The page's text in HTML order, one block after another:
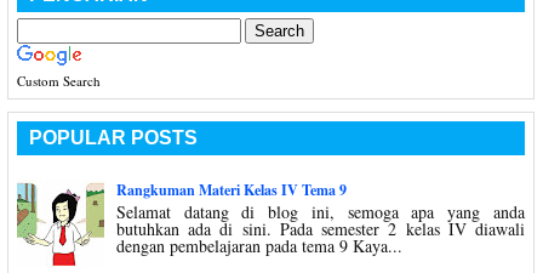
Custom Search
POPULAR POSTS
Rangkuman Materi Kelas IV Tema 9
Selamat datang di blog ini, semoga apa yang anda
butuhkan ada di sini. Pada semester 2 kelas IV diawali
dengan pembelajaran pada tema 9 Kaya...